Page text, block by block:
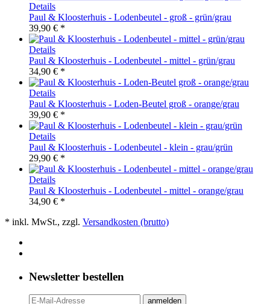
Details
Paul & Kloosterhuis - Lodenbeutel - groß - grün/grau
39,90 € *
Details
Paul & Kloosterhuis - Lodenbeutel - mittel - grün/grau
34,90 € *
Details
Paul & Kloosterhuis - Loden-Beutel groß - orange/grau
39,90 € *
Details
Paul & Kloosterhuis - Lodenbeutel - klein - grau/grün
29,90 € *
Details
Paul & Kloosterhuis - Lodenbeutel - mittel - orange/grau
34,90 € *
* inkl. MwSt., zzgl. Versandkosten (brutto)
Newsletter bestellen
anmelden